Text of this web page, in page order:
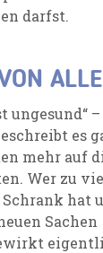
darfst.
ungesund“ –
es
mehr auf
Wer zu
hat
Sachen